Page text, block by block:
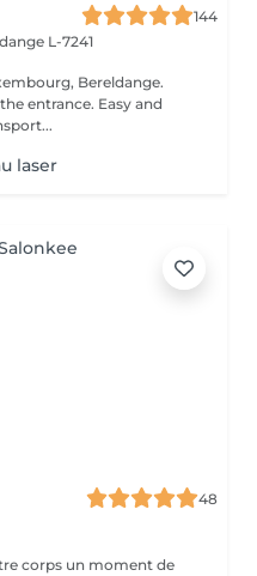
144
L-7241
Bereldange.
entrance. Easy and
laser
48
corps un moment de